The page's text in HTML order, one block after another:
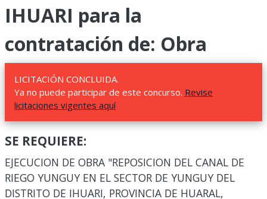
IHUARI para la
contratación de: Obra
LICITACIÓN CONCLUIDA.
Ya no puede participar de este concurso. Revise
licitaciones vigentes aquí
SE REQUIERE:
EJECUCION DE OBRA "REPOSICION DEL CANAL DE
RIEGO YUNGUY EN EL SECTOR DE YUNGUY DEL
DISTRITO DE IHUARI, PROVINCIA DE HUARAL,